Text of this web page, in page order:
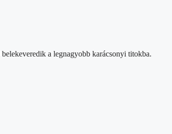
a legnagyobb karácsonyi titokba.